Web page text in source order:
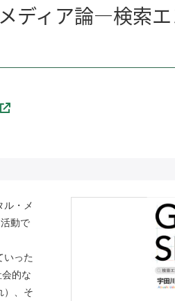
ディア論—検索
ル・メ
動で
いった
的な
）、そ